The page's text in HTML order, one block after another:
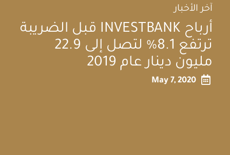
آخر الأخبار
أرباح INVESTBANK قبل الضريبة
ترتفع 8.1% لتصل إلى 22.9
مليون دينار عام 2019

May 7, 2020